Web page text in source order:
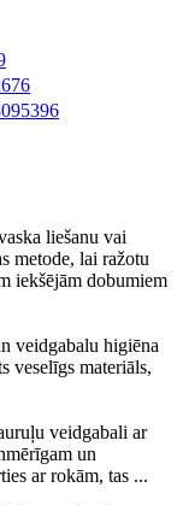
liešanu vai
metode, lai ražotu
iekšējām dobumiem
veidgabalu higiēna
veselīgs materiāls,
veidgabali ar
un
ar rokām, tas ...